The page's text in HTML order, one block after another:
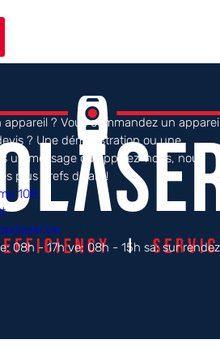
appareil ? Vous commandez un
? Une démonstration ou une
un message ou appelez-nous, nous
plus brefs délais !
108,
08h - 17h ve: 08h - 15h sa: sur